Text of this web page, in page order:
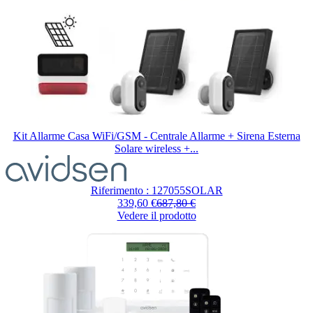
Kit Allarme Casa WiFi/GSM - Centrale Allarme + Sirena Esterna
Solare wireless +...
dipende
dalle
opzioni
scelte
nella
pagina
del
prodotto.
Riferimento : 127055SOLAR
339,60 €687,80 €
Vedere il prodotto